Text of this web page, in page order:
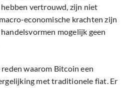
vertrouwd, zijn niet
economische krachten zijn
mogelijk geen
waarom Bitcoin een
met traditionele fiat. Er